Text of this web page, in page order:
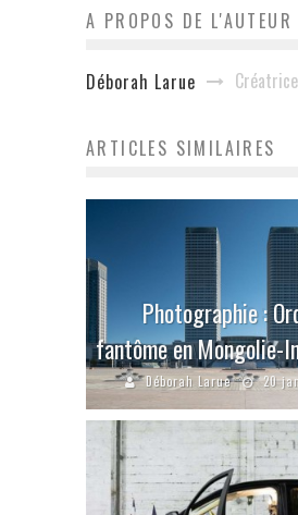
A PROPOS DE L'AUTEUR
Déborah Larue
ARTICLES SIMILAIRES
Photographie :
fantôme en Mongolie-
Déborah Larue 20